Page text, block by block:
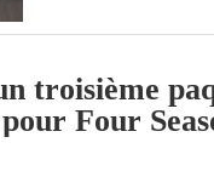
troisième
Four